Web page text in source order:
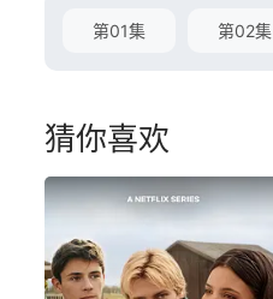
第01集 第02集
猜你喜欢